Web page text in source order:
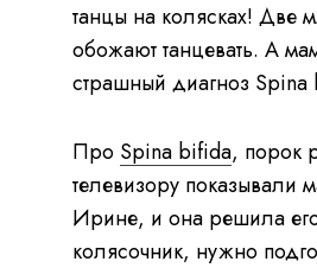
танцы на колясках!
обожают танцевать. А
страшный диагноз
Про Spina bifida, порок
телевизору показывали
Ирине, и она решила
колясочник, нужно